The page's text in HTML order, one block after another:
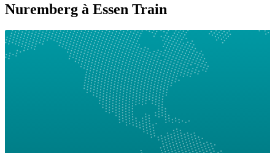
Nuremberg à Essen Train